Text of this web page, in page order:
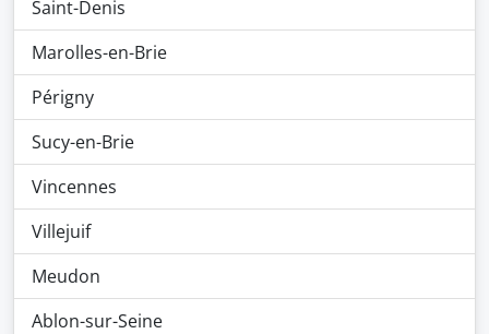
Saint-Denis
Marolles-en-Brie
Périgny
Sucy-en-Brie
Vincennes
Villejuif
Meudon
Ablon-sur-Seine